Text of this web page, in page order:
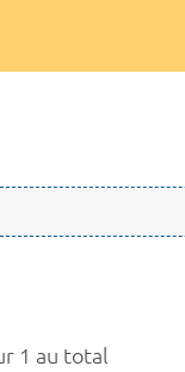
1 au total